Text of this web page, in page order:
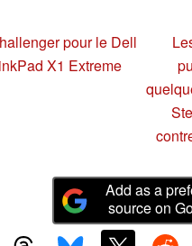
pour le Dell
X1 Extreme
Add as a
source on